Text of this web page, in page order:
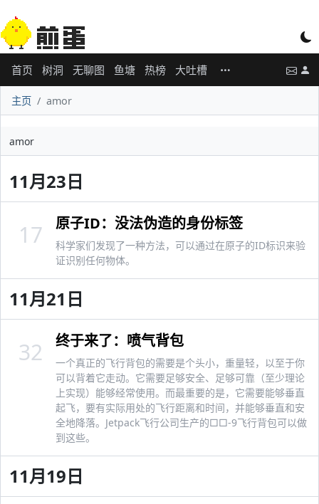
首页 树洞 无聊图 鱼塘 热榜 大吐槽
主页 amor
amor
11月23日
原子ID：没法伪造的身份标签
科学家们发现了一种方法，可以通过在原子的ID标识来验
证识别任何物体。
17
11月21日
终于来了：喷气背包
一个真正的飞行背包的需要是个头小，重量轻，以至于你
可以背着它走动。它需要足够安全、足够可靠（至少理论
上实现）能够经常使用。而最重要的是，它需要能够垂直
起飞，要有实际用处的飞行距离和时间，并能够垂直和安
全地降落。Jetpack飞行公司生产的□□-9飞行背包可以做
到这些。
32
11月19日